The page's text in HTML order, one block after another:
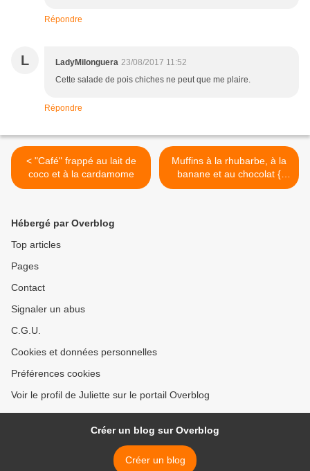
Répondre
L LadyMilonguera 23/08/2017 11:52
Cette salade de pois chiches ne peut que me plaire.
Répondre
< "Café" frappé au lait de
coco et à la cardamome
Muffins à la rhubarbe, à la
banane et au chocolat {
100% végétal } >
Hébergé par Overblog
Top articles
Pages
Contact
Signaler un abus
C.G.U.
Cookies et données personnelles
Préférences cookies
Voir le profil de Juliette sur le portail Overblog
Créer un blog sur Overblog
Créer un blog